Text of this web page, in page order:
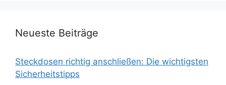
Neueste Beiträge
Steckdosen richtig anschließen: Die wichtigsten
Sicherheitstipps